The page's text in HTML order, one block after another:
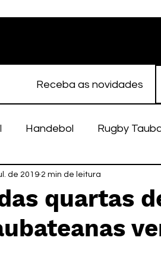
Receba as novidades
Handebol Rugby
EC Taubaté
Rugby Fut7
quartas
de 2019 2 min de leitura